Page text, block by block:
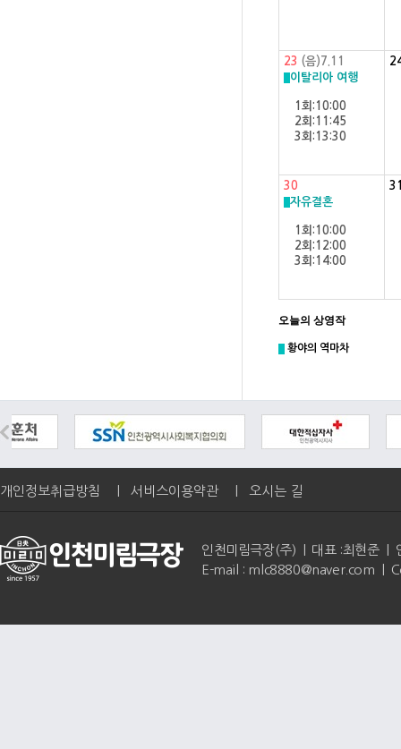
23 (음)7.11
이탈리아 여행
1회:10:00
2회:11:45
3회:13:30
30
자유결혼
1회:10:00
2회:12:00
3회:14:00
오늘의 상영작
황야의 역마차
개인정보취급방침 서비스이용약관 오시는 길
인천미림극장(주) | 대표 :최현준 |
E-mail : mlc8880@naver.com |